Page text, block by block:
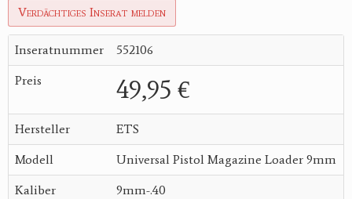
Verdächtiges Inserat melden
Inseratnummer 552106
Preis 49,95 €
Hersteller ETS
Modell Universal Pistol Magazine Loader 9mm
Kaliber 9mm-.40